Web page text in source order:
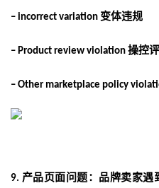
– incorrect variation 变体违规
– Product review violation 操控
– Other marketplace policy
9. 产品页面问题：品牌卖家遇